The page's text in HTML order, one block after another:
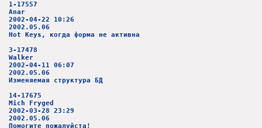
1-17557
Anar
2002-04-22 10:26
2002.05.06
Hot Keys, когда форма не активна
3-17478
Walker
2002-04-11 06:07
2002.05.06
Изменяемая структура БД
14-17675
Mich Fryged
2002-03-28 23:29
2002.05.06
Помогите пожалуйста!